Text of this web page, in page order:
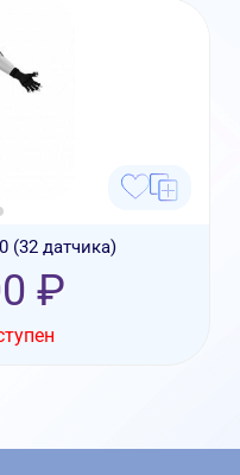
(32 датчика)
₽